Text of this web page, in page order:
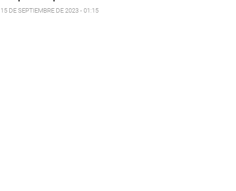
15 DE SEPTIEMBRE DE 2023 - 01:15